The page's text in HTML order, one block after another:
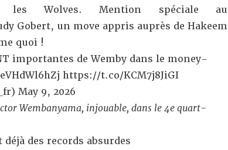
les Wolves. Mention spéciale au
Gobert, un move appris auprès de Hakeem
quoi !
importantes de Wemby dans le money-
https://t.co/KCM7j8JiGI
May 9, 2026
Wembanyama, injouable, dans le 4e quart-
des records absurdes